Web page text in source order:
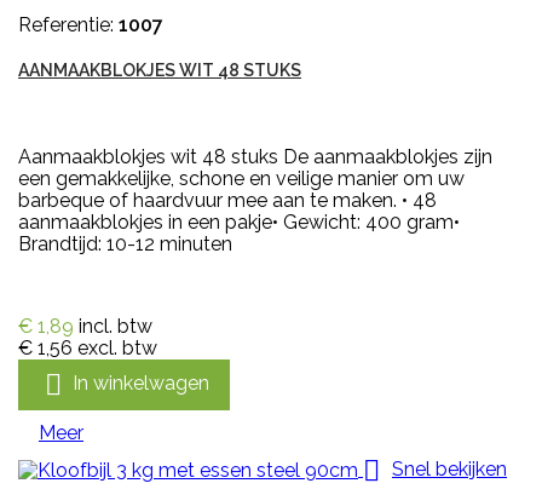
Referentie: 1007
AANMAAKBLOKJES WIT 48 STUKS
Aanmaakblokjes wit 48 stuks De aanmaakblokjes zijn
een gemakkelijke, schone en veilige manier om uw
barbeque of haardvuur mee aan te maken. • 48
aanmaakblokjes in een pakje• Gewicht: 400 gram•
Brandtijd: 10-12 minuten
€ 1,89 incl. btw
€ 1,56 excl. btw
 In winkelwagen
Meer
 Snel bekijken